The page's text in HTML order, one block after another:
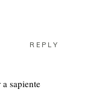
REPLY
sapiente